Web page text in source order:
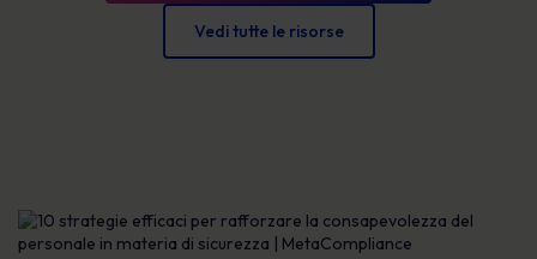
Vedi tutte le risorse